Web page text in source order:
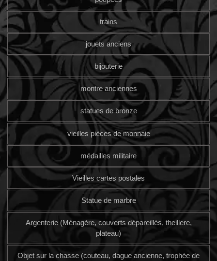
trains
jouets anciens
bijouterie
montre anciennes
statues de bronze
vieilles pièces de monnaie
médailles militaire
Vieilles cartes postales
Statue de marbre
Argenterie (Ménagère, couverts dépareillés, theillere,
plateau)
Objet sur la chasse (couteau, dague ancienne, trophée de